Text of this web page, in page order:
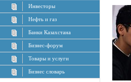
Инвесторы
Нефть и газ
Банки Казахстана
Бизнес-форум
Товары и услуги
Бизнес словарь